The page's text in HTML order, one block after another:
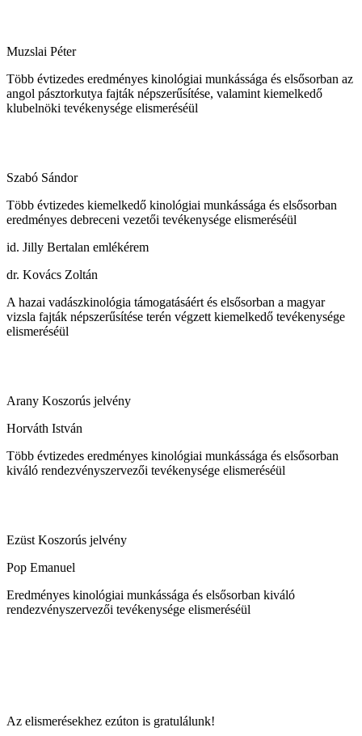
Muzslai Péter
Több évtizedes eredményes kinológiai munkássága és elsősorban az
angol pásztorkutya fajták népszerűsítése, valamint kiemelkedő
klubelnöki tevékenysége elismeréséül
Szabó Sándor
Több évtizedes kiemelkedő kinológiai munkássága és elsősorban
eredményes debreceni vezetői tevékenysége elismeréséül
id. Jilly Bertalan emlékérem
dr. Kovács Zoltán
A hazai vadászkinológia támogatásáért és elsősorban a magyar
vizsla fajták népszerűsítése terén végzett kiemelkedő tevékenysége
elismeréséül
Arany Koszorús jelvény
Horváth István
Több évtizedes eredményes kinológiai munkássága és elsősorban
kiváló rendezvényszervezői tevékenysége elismeréséül
Ezüst Koszorús jelvény
Pop Emanuel
Eredményes kinológiai munkássága és elsősorban kiváló
rendezvényszervezői tevékenysége elismeréséül
Az elismerésekhez ezúton is gratulálunk!